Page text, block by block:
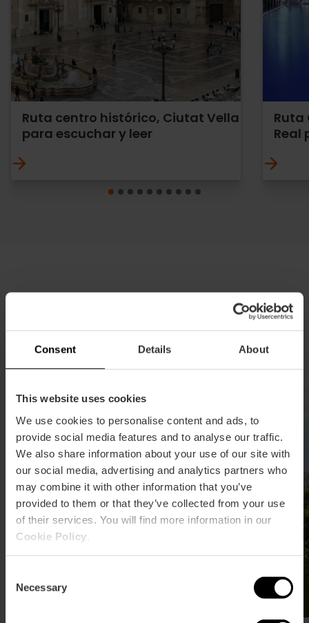
Consent Details About
This website uses cookies
We use cookies to personalise content and ads, to
provide social media features and to analyse our traffic.
We also share information about your use of our site with
our social media, advertising and analytics partners who
may combine it with other information that you’ve
provided to them or that they’ve collected from your use
of their services. You will find more information in our
Cookie Policy
Selection
Necessary
Ruta centro histórico, Ciutat Vella
para escuchar y leer
Ruta
Real
Rutas en lengua de signos
accesibles para personas sordas o con
discapacidad auditiva.